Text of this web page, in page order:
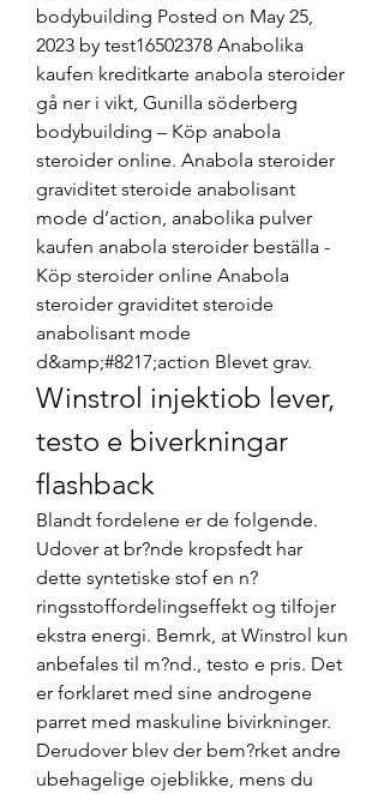
bodybuilding Posted on May 25,
2023 by test16502378 Anabolika
kaufen kreditkarte anabola steroider
gå ner i vikt, Gunilla söderberg
bodybuilding – Köp anabola
steroider online. Anabola steroider
graviditet steroide anabolisant
mode d’action, anabolika pulver
kaufen anabola steroider beställa -
Köp steroider online Anabola
steroider graviditet steroide
anabolisant mode
d&amp;#8217;action Blevet grav.
Winstrol injektiob lever,
testo e biverkningar
flashback
Blandt fordelene er de folgende.
Udover at br?nde kropsfedt har
dette syntetiske stof en n?
ringsstoffordelingseffekt og tilfojer
ekstra energi. Bemrk, at Winstrol kun
anbefales til m?nd., testo e pris. Det
er forklaret med sine androgene
parret med maskuline bivirkninger.
Derudover blev der bem?rket andre
ubehagelige ojeblikke, mens du